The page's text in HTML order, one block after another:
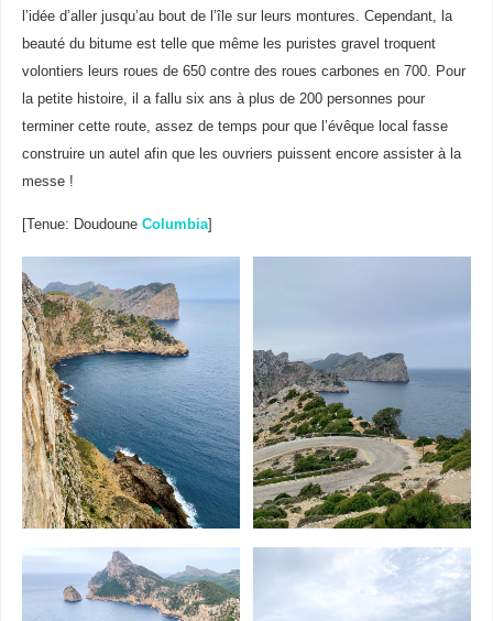
l’idée d’aller jusqu’au bout de l’île sur leurs montures. Cependant, la
beauté du bitume est telle que même les puristes gravel troquent
volontiers leurs roues de 650 contre des roues carbones en 700. Pour
la petite histoire, il a fallu six ans à plus de 200 personnes pour
terminer cette route, assez de temps pour que l’évêque local fasse
construire un autel afin que les ouvriers puissent encore assister à la
messe !
[Tenue: Doudoune Columbia]